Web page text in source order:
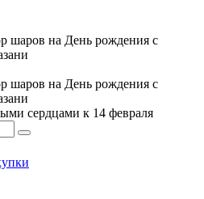
сердцами к 14 февраля